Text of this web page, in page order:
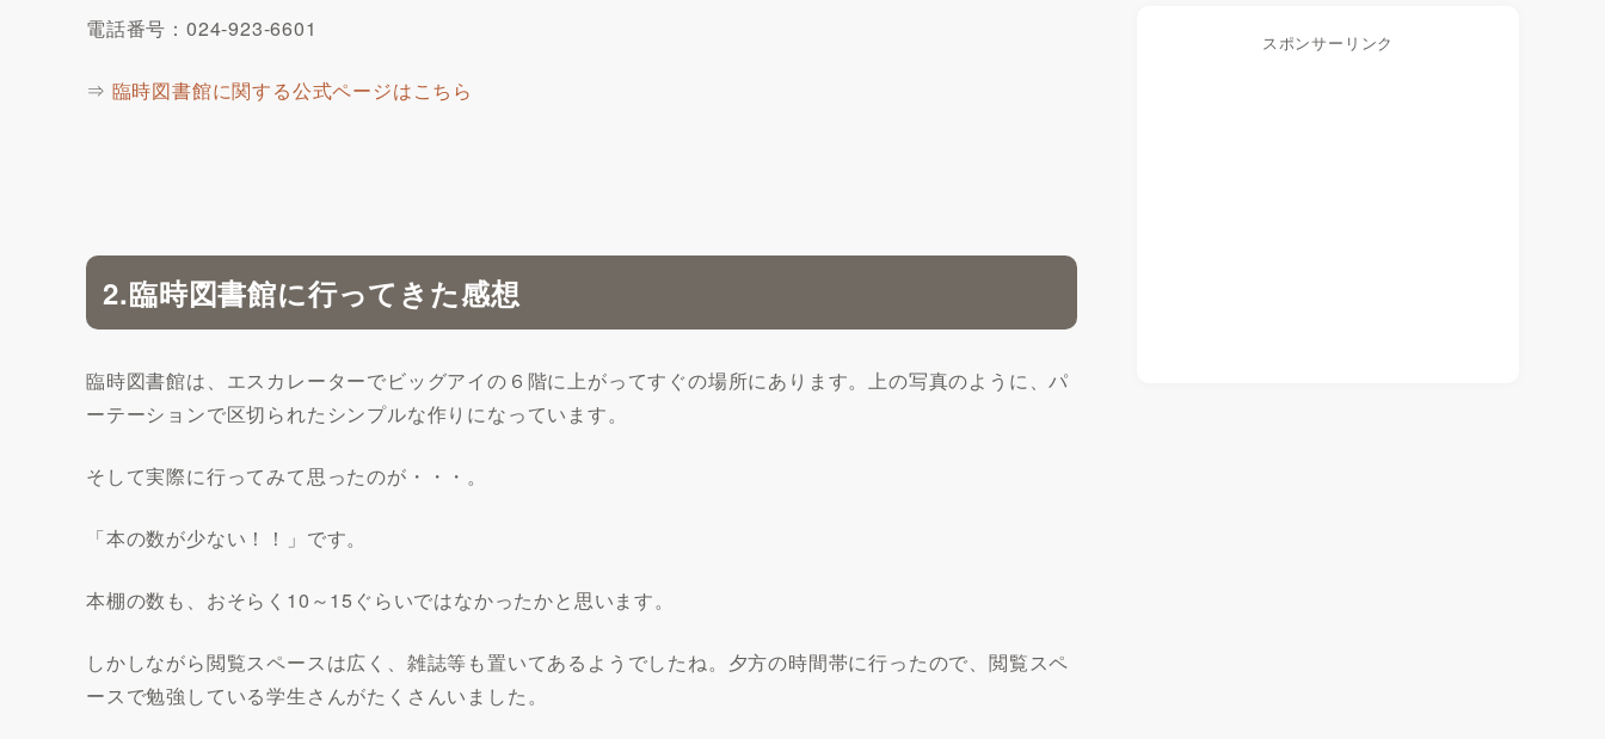
電話番号：024-923-6601
⇒ 臨時図書館に関する公式ページはこちら
2.臨時図書館に行ってきた感想
臨時図書館は、エスカレーターでビッグアイの６階に上がってすぐの場所にあります。上の写真のように、パ
ーテーションで区切られたシンプルな作りになっています。
そして実際に行ってみて思ったのが・・・。
「本の数が少ない！！」です。
本棚の数も、おそらく10～15ぐらいではなかったかと思います。
しかしながら閲覧スペースは広く、雑誌等も置いてあるようでしたね。夕方の時間帯に行ったので、閲覧スペ
ースで勉強している学生さんがたくさんいました。
スポンサーリンク